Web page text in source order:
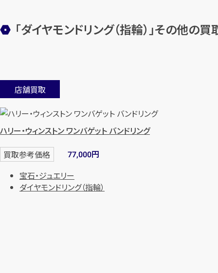
「ダイヤモンドリング（指輪）」その他の
店舗買取
ハリー・ウィンストン ワンバゲット バンドリング
買取参考価格 77,000円
宝石・ジュエリー
ダイヤモンドリング（指輪）